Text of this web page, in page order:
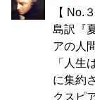
【 No.
島訳『
アの人
「人生
に集約
クスピ